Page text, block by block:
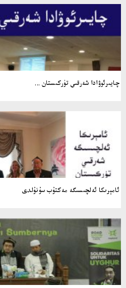
چايىرئوۋادا شەرقىي تۈركىستان ...
ئامېرىكا ئەلچىسىگە مەكتۇب سۇنۇلدى